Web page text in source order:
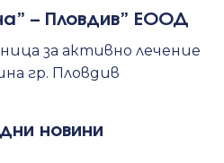
– Пловдив” ЕООД
за активно лечение
гр. Пловдив
новини